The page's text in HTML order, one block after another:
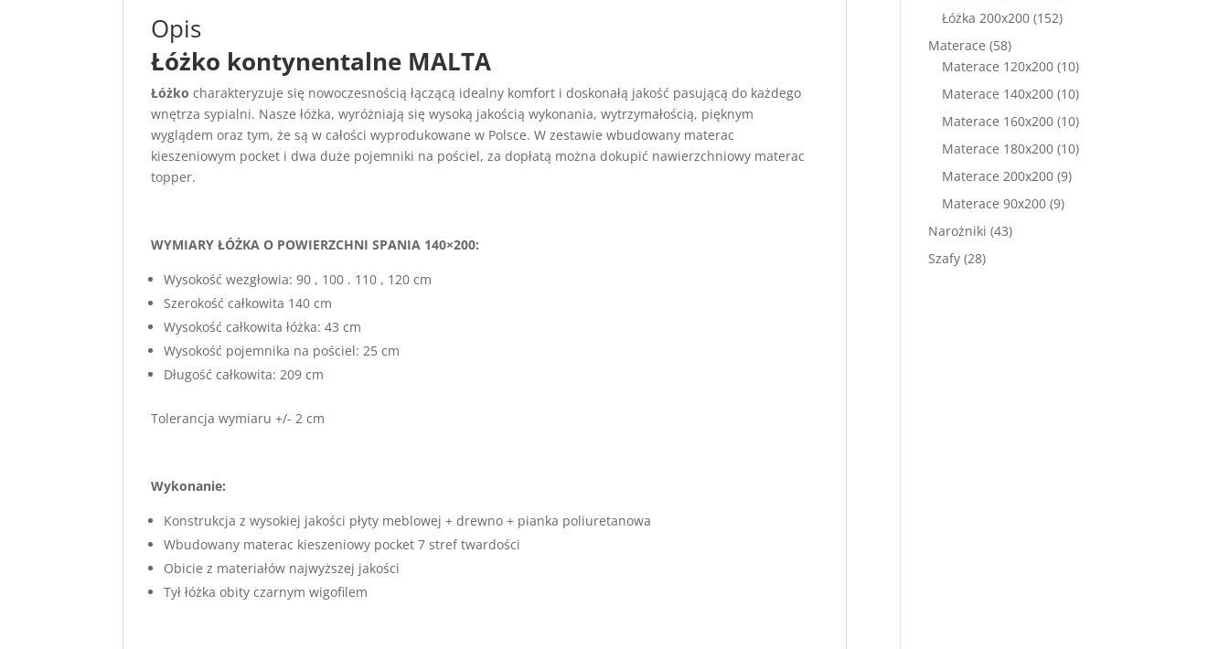
Opis
Łóżko kontynentalne MALTA
Łóżkocharakteryzuje się nowoczesnością łączącą idealny komfort i doskonałą jakość pasującą do każdego
wnętrza sypialni. Nasze łóżka, wyróżniają się wysoką jakością wykonania, wytrzymałością, pięknym
wyglądem oraz tym, że są w całości wyprodukowane w Polsce. W zestawie wbudowany materac
kieszeniowym pocket i dwa duże pojemniki na pościel, za dopłatą można dokupić nawierzchniowy materac
topper.
WYMIARY ŁÓŻKA O POWIERZCHNI SPANIA 140×200:
Wysokość wezgłowia: 90 , 100 . 110 , 120 cm
Szerokość całkowita 140 cm
Wysokość całkowita łóżka: 43 cm
Wysokość pojemnika na pościel: 25 cm
Długość całkowita: 209 cm
Tolerancja wymiaru +/- 2 cm
Wykonanie:
Konstrukcja z wysokiej jakości płyty meblowej + drewno + pianka poliuretanowa
Wbudowany materac kieszeniowy pocket 7 stref twardości
Obicie z materiałów najwyższej jakości
Tył łóżka obity czarnym wigofilem
produktów
Łóżka 200x200 152152
Materace 5858
produktów
Materace 120x200 1010
produktów
Materace 140x200 1010
produktów
Materace 160x200 1010
produktów
Materace 180x200 1010
Materace 200x200 99
Materace 90x200 99
Narożniki 4343
Szafy 2828